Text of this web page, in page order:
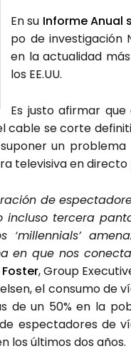
En su Infor­me Anual
po de inves­ti­ga­ción
en la actua­li­dad
los EE.UU.
Es jus­to afir­mar
cable se cor­te
un
tele­vi­si­va en
de
inclu­so ter­ce­ra
‘millen­nials’
en que nos
, Group
el con­su­mo de
de un 50% en la
espec­ta­do­res de
los últi­mos dos años.